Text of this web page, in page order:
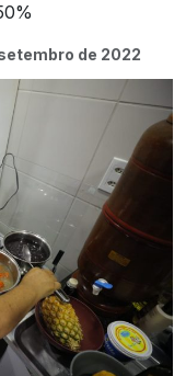
de 2022